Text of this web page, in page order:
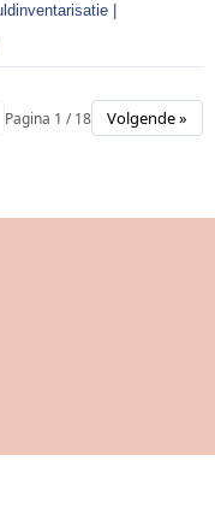
|
Pagina 1 / 18 Volgende »